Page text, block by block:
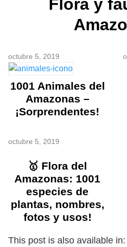
Flora y
octubre 5, 2019
1001 Animales del
Amazonas –
¡Sorprendentes!
octubre 5, 2019
🥇 Flora del
Amazonas: 1001
especies de
plantas, nombres,
fotos y usos!
This post is also available in: